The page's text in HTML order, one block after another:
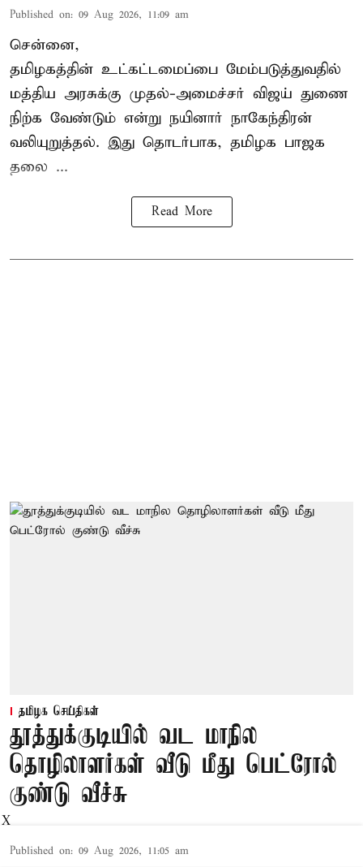
Published on: 09 Aug 2026, 11:09 am
சென்னை,
தமிழகத்தின் உட்கட்டமைப்பை மேம்படுத்துவதில்
மத்திய அரசுக்கு முதல்-அமைச்சர் விஜய் துணை
நிற்க வேண்டும் என்று நயினார் நாகேந்திரன்
வலியுறுத்தல். இது தொடர்பாக, தமிழக பாஜக
தலை ...
Read More
தமிழக செய்திகள்
தூத்துக்குடியில் வட மாநில
தொழிலாளர்கள் வீடு மீது பெட்ரோல்
குண்டு வீச்சு
Published on: 09 Aug 2026, 11:05 am
X